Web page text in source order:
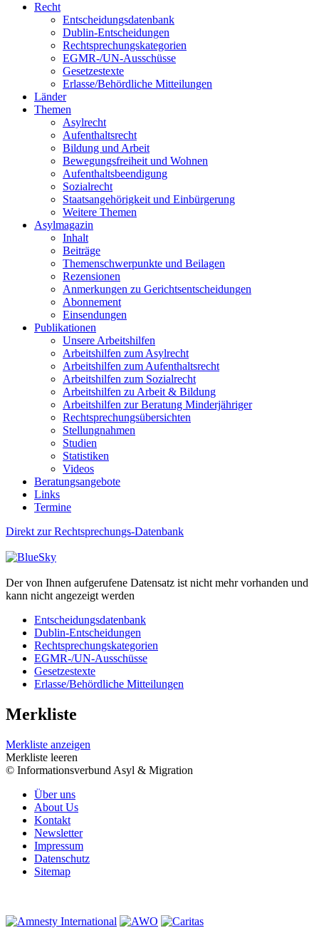
Recht
Entscheidungsdatenbank
Dublin-Entscheidungen
Rechtsprechungskategorien
EGMR-/UN-Ausschüsse
Gesetzestexte
Erlasse/Behördliche Mitteilungen
Länder
Themen
Asylrecht
Aufenthaltsrecht
Bildung und Arbeit
Bewegungsfreiheit und Wohnen
Aufenthaltsbeendigung
Sozialrecht
Staatsangehörigkeit und Einbürgerung
Weitere Themen
Asylmagazin
Inhalt
Beiträge
Themenschwerpunkte und Beilagen
Rezensionen
Anmerkungen zu Gerichtsentscheidungen
Abonnement
Einsendungen
Publikationen
Unsere Arbeitshilfen
Arbeitshilfen zum Asylrecht
Arbeitshilfen zum Aufenthaltsrecht
Arbeitshilfen zum Sozialrecht
Arbeitshilfen zu Arbeit & Bildung
Arbeitshilfen zur Beratung Minderjähriger
Rechtsprechungsübersichten
Stellungnahmen
Studien
Statistiken
Videos
Beratungsangebote
Links
Termine
Direkt zur Rechtsprechungs-Datenbank
Der von Ihnen aufgerufene Datensatz ist nicht mehr vorhanden und
kann nicht angezeigt werden
Entscheidungsdatenbank
Dublin-Entscheidungen
Rechtsprechungskategorien
EGMR-/UN-Ausschüsse
Gesetzestexte
Erlasse/Behördliche Mitteilungen
Merkliste
Merkliste anzeigen
Merkliste leeren
© Informationsverbund Asyl & Migration
Über uns
About Us
Kontakt
Newsletter
Impressum
Datenschutz
Sitemap